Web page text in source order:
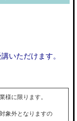
いただけます。
様に限ります。
象外となりますの